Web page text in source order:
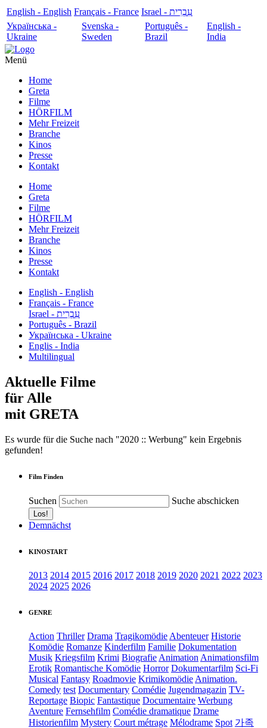
English - English Français - France
עִבְרִית - Israel
Українська -
Ukraine
Svenska -
Sweden
Português -
Brazil
English -
India
Menü
Home
Greta
Filme
HÖRFILM
Mehr Freizeit
Branche
Kinos
Presse
Kontakt
Home
Greta
Filme
HÖRFILM
Mehr Freizeit
Branche
Kinos
Presse
Kontakt
English - English
Français - France
עִבְרִית - Israel
Português - Brazil
Українська - Ukraine
Englis - India
Multilingual
Aktuelle Filme
für Alle
mit GRETA
Es wurde für die Suche nach "2020 :: Werbung" kein Ergebnis
gefunden!
Film Finden
Suchen Suche abschicken
Demnächst
KINOSTART
2013 2014 2015 2016 2017 2018 2019 2020 2021 2022 2023
2024 2025 2026
GENRE
Action Thriller Drama Tragikomödie Abenteuer Historie
Komödie Romanze Kinderfilm Familie Dokumentation
Musik Kriegsfilm Krimi Biografie Animation Animationsfilm
Erotik Romantische Komödie Horror Dokumentarfilm Sci-Fi
Musical Fantasy Roadmovie Krimikomödie Animation.
Comedy test Documentary Comédie Jugendmagazin TV-
Reportage Biopic Fantastique Documentaire Werbung
Aventure Fernsehfilm Comédie dramatique Drame
Historienfilm Mystery Court métrage Mélodrame Spot 가족